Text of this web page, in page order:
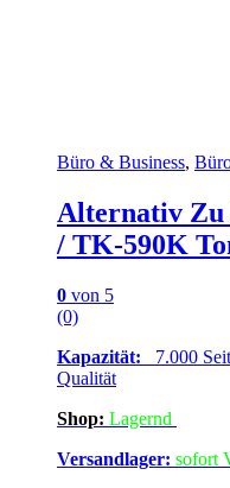
Büro & Business,
Alternativ Zu
/ TK-590K
0 von 5
(0)
Kapazität: 7.000
Qualität
Shop: Lagernd
Versandlager: sofort